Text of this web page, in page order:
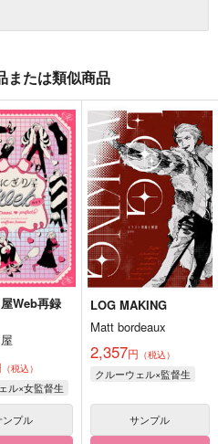
または類似商品
Web再録
（税込）
ル×女監督生
ンプル
LOG MAKING
Matt bordeaux
2,357円 （税込）
クルーウェル×監督生
サンプル